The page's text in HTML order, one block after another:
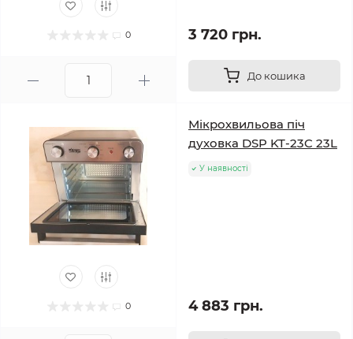
0 3 720 грн.
До кошика
0
Мікрохвильова піч
духовка DSP KT-23C 23L
У наявності
4 883 грн.